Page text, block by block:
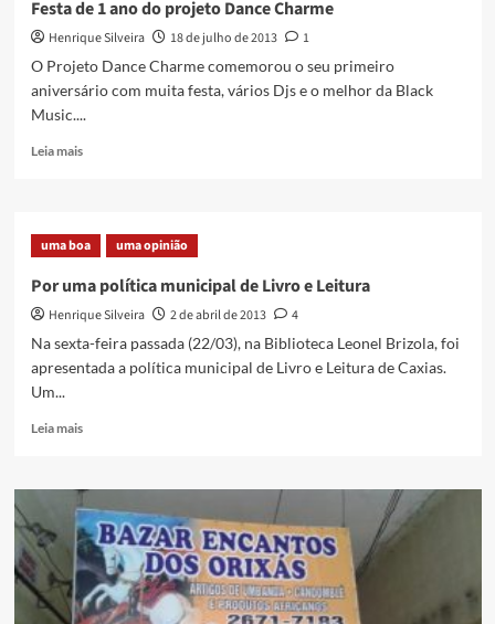
Festa de 1 ano do projeto Dance Charme
Henrique Silveira 18 de julho de 2013
1
O Projeto Dance Charme comemorou o seu primeiro
aniversário com muita festa, vários Djs e o melhor da Black
Music....
Leia maisRead
de
1
do
projeto
Dance
uma boa uma opinião
Por uma política municipal de Livro e Leitura
Henrique Silveira 2 de abril de 2013
4
Na sexta-feira passada (22/03), na Biblioteca Leonel Brizola, foi
apresentada a política municipal de Livro e Leitura de Caxias.
Um...
Leia maisRead
Por
uma
política
municipal
de
Livro
e